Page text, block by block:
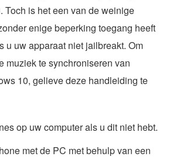
Toch is het een van de weinige
enige beperking toegang heeft
u uw apparaat niet jailbreakt. Om
muziek te synchroniseren van
10, gelieve deze handleiding te
op uw computer als u dit niet hebt.
met de PC met behulp van een